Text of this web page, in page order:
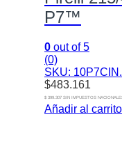
P7™
0 out of 5
(0)
SKU:
$483.161
$ 399.307 SIN IMPUESTOS
Añadir al carrito